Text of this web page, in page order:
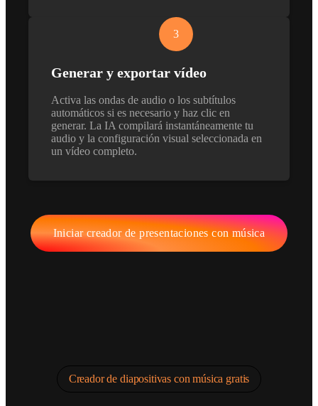
3
Generar y exportar vídeo
Activa las ondas de audio o los subtítulos
automáticos si es necesario y haz clic en
generar. La IA compilará instantáneamente tu
audio y la configuración visual seleccionada en
un vídeo completo.
Iniciar creador de presentaciones con música
Creador de diapositivas con música gratis